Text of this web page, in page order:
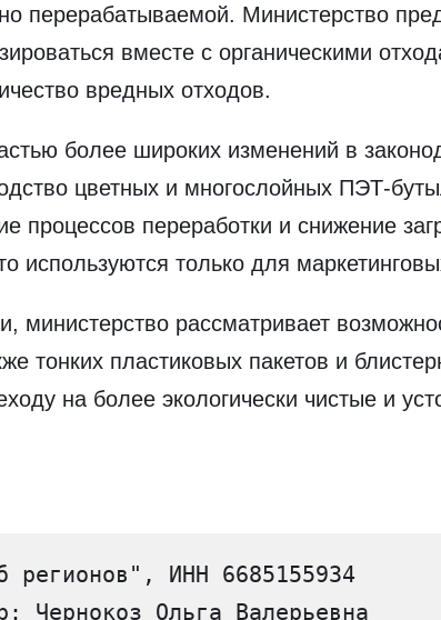
перерабатываемой. Министерство
вместе с органическими
вредных отходов.
более широких изменений в
цветных и многослойных ПЭТ-
процессов переработки и снижение
используются только для
министерство рассматривает
тонких пластиковых пакетов и
на более экологически чистые и
регионов", ИНН 6685155934
Чернокоз Ольга Валерьевна